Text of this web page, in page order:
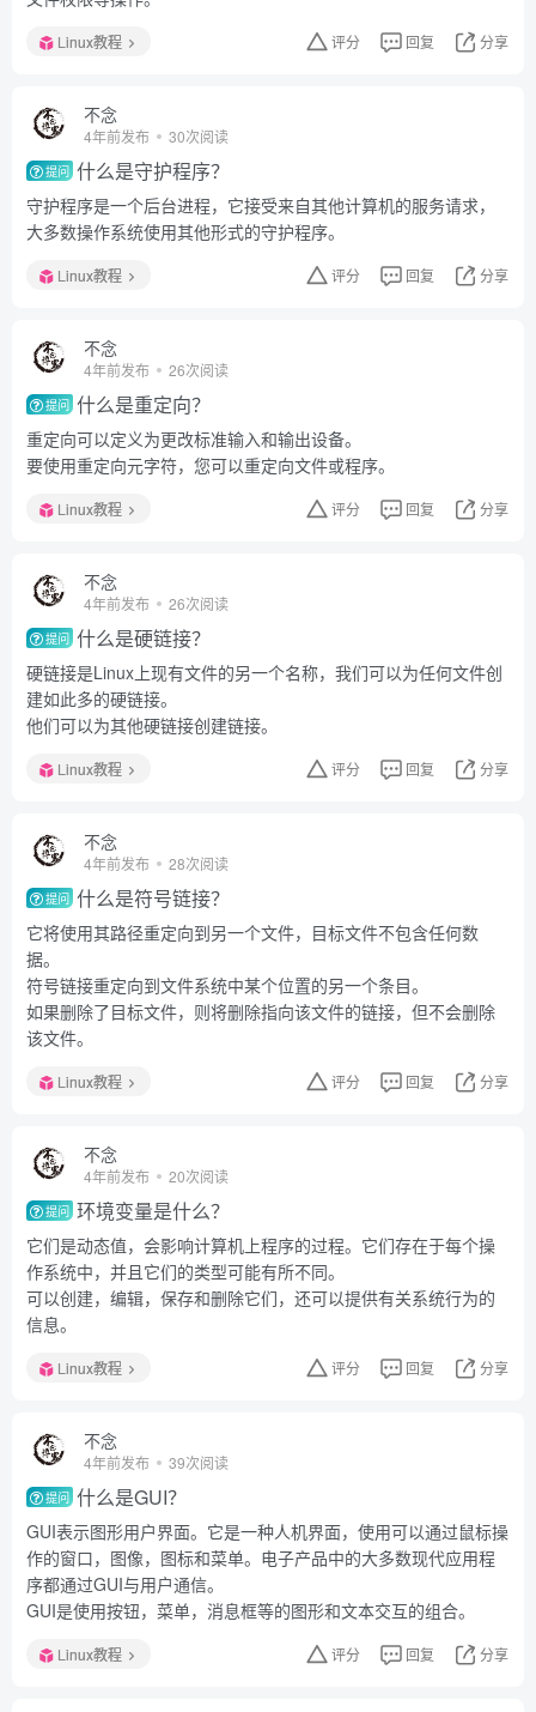
Linux教程 评分 回复 分享
不念
4年前发布 30次阅读
提问 什么是守护程序？
守护程序是一个后台进程，它接受来自其他计算机的服务请求，
大多数操作系统使用其他形式的守护程序。
Linux教程 评分 回复 分享
不念
4年前发布 26次阅读
提问 什么是重定向？
重定向可以定义为更改标准输入和输出设备。
要使用重定向元字符，您可以重定向文件或程序。
Linux教程 评分 回复 分享
不念
4年前发布 26次阅读
提问 什么是硬链接？
硬链接是Linux上现有文件的另一个名称，我们可以为任何文件创
建如此多的硬链接。
他们可以为其他硬链接创建链接。
Linux教程 评分 回复 分享
不念
4年前发布 28次阅读
提问 什么是符号链接？
它将使用其路径重定向到另一个文件，目标文件不包含任何数
据。
符号链接重定向到文件系统中某个位置的另一个条目。
如果删除了目标文件，则将删除指向该文件的链接，但不会删除
该文件。
Linux教程 评分 回复 分享
不念
4年前发布 20次阅读
提问 环境变量是什么？
它们是动态值，会影响计算机上程序的过程。它们存在于每个操
作系统中，并且它们的类型可能有所不同。
可以创建，编辑，保存和删除它们，还可以提供有关系统行为的
信息。
Linux教程 评分 回复 分享
不念
4年前发布 39次阅读
提问 什么是GUI？
GUI表示图形用户界面。它是一种人机界面，使用可以通过鼠标操
作的窗口，图像，图标和菜单。电子产品中的大多数现代应用程
序都通过GUI与用户通信。
GUI是使用按钮，菜单，消息框等的图形和文本交互的组合。
Linux教程 评分 回复 分享